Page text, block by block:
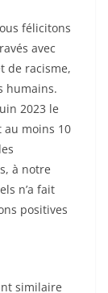
félicitons
avec
de racisme,
humains.
2023 le
au moins 10
à notre
n’a fait
positives
similaire